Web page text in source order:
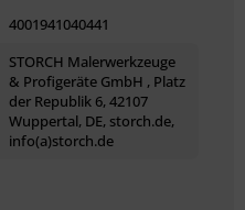
4001941040441
STORCH Malerwerkzeuge
& Profigeräte GmbH , Platz
der Republik 6, 42107
Wuppertal, DE, storch.de,
info(a)storch.de